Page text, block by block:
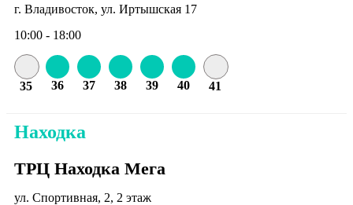
г. Владивосток, ул. Иртышская 17
10:00 - 18:00
35 36 37 38 39 40 41
Находка
ТРЦ Находка Мега
ул. Спортивная, 2, 2 этаж